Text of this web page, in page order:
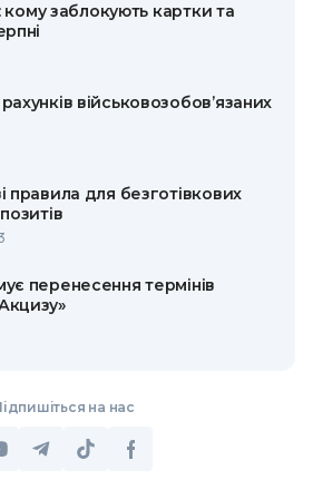
кому заблокують картки та
військовозобов’язаних
правила для безготівкових
перенесення термінів
на нас